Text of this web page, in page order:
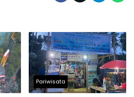
Pariwisata